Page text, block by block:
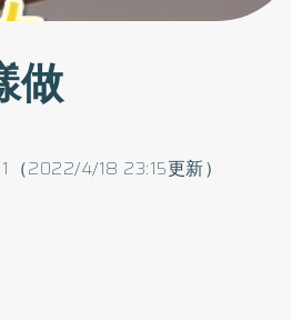
做
（2022/4/18 23:15更新）